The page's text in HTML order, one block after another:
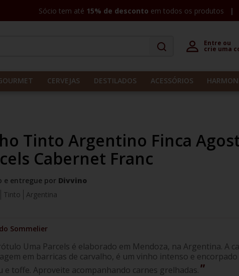
Sócio tem até 15% de desconto em todos os produtos
Entre ou
crie uma
CERVEJAS DESTILADOS ACESSÓRIOS
Tinto Argentino Finca
Cabernet Franc
e entregue por Divvino
Tinto
Argentina
Uma Parcels é elaborado em Mendoza, na Argentina. A
em barricas de carvalho, é um vinho intenso e
e toffe. Aproveite acompanhando carnes grelhadas.